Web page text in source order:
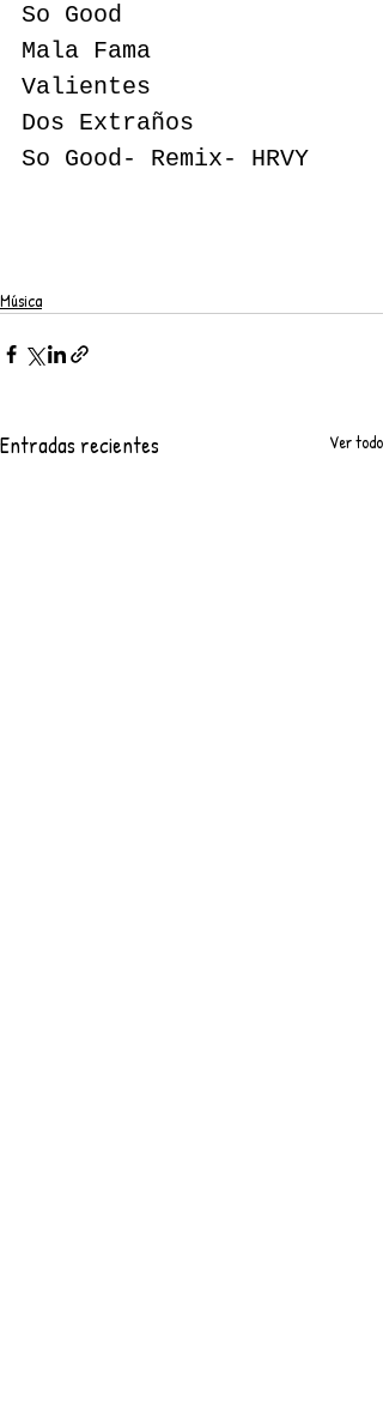
So Good
Mala Fama
Valientes
Dos Extraños
So Good- Remix- HRVY
Música
Entradas recientes Ver todo